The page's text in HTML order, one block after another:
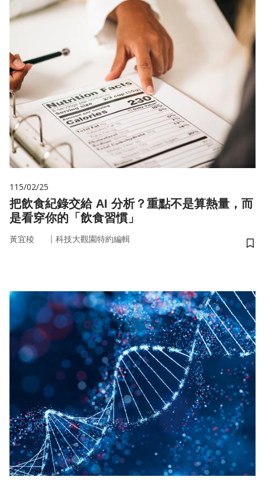
115/02/25
把飲食紀錄交給 AI 分析？重點不是算熱量，而
是看穿你的「飲食習慣」
黃宜稜 ｜ 科技大觀園特約編輯
儲